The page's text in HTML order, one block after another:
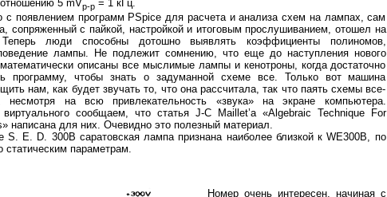
5 mVp-p= 1 кГц.
с появлением программ PSpice для расчета и анализа схем на лампах, сам
сопряженный с пайкой, настройкой и итоговым прослушиванием, отошел на
люди способны дотошно выявлять коэффициенты полиномов,
лампы. Не подлежит сомнению, что еще до наступления нового
описаны все мыслимые лампы и кенотроны, когда достаточно
программу, чтобы знать о задуманной схеме все. Только вот машина
нам, как будет звучать то, что она рассчитала, так что паять схемы все-
несмотря на всю привлекательность «звука» на экране компьютера.
сообщаем, что статья J-C Maillet’a «Algebraic Technique For
написана для них. Очевидно это полезный материал.
S. E. D. 300В саратовская лампа признана наиболее близкой к WE300B, по
статическим параметрам.
Номер очень интересен, начиная с